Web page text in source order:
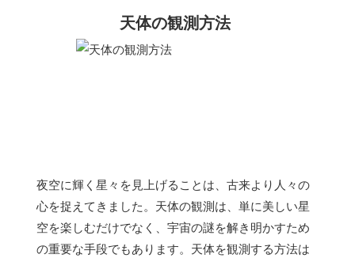
天体の観測方法
夜空に輝く星々を見上げることは、古来より人々の
心を捉えてきました。天体の観測は、単に美しい星
空を楽しむだけでなく、宇宙の謎を解き明かすため
の重要な手段でもあります。天体を観測する方法は